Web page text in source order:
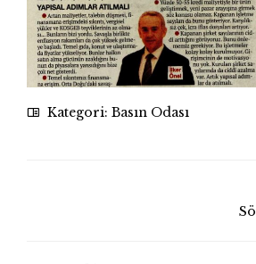
Kategori: Basın Odası